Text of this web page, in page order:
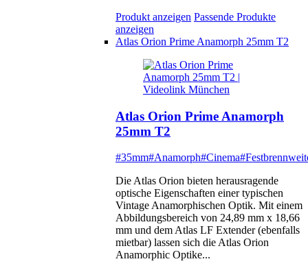
Produkt anzeigen Passende Produkte
anzeigen
Atlas Orion Prime Anamorph 25mm T2
Atlas Orion Prime Anamorph
25mm T2
#35mm#Anamorph#Cinema
Die Atlas Orion bieten herausragende
optische Eigenschaften einer typischen
Vintage Anamorphischen Optik. Mit einem
Abbildungsbereich von 24,89 mm x 18,66
mm und dem Atlas LF Extender (ebenfalls
mietbar) lassen sich die Atlas Orion
Anamorphic Optike...